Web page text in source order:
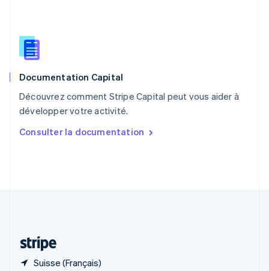
Documentation Capital
Découvrez comment Stripe Capital peut vous aider à
développer votre activité.
Consulter la documentation
Suisse (Français)
English
Roumanie
Royaume-Uni
Singapour
English简体中文
English